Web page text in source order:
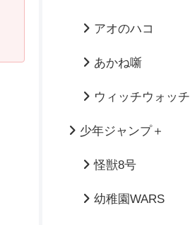
アオのハコ
あかね噺
ウィッチウォッチ
少年ジャンプ＋
怪獣8号
幼稚園WARS